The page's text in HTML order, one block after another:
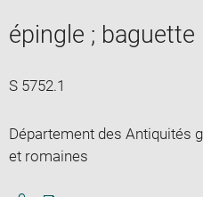
épingle ; baguette
S 5752.1
Département des Antiquités
et romaines